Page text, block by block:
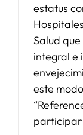
estatus
Salud
integral e
este